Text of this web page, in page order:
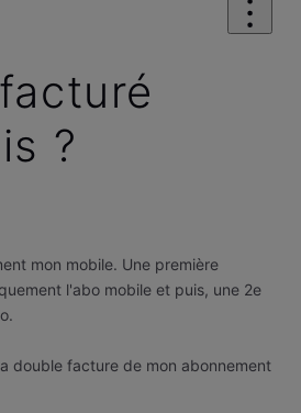
?
mon mobile. Une première
l'abo mobile et puis, une 2e
double facture de mon abonnement